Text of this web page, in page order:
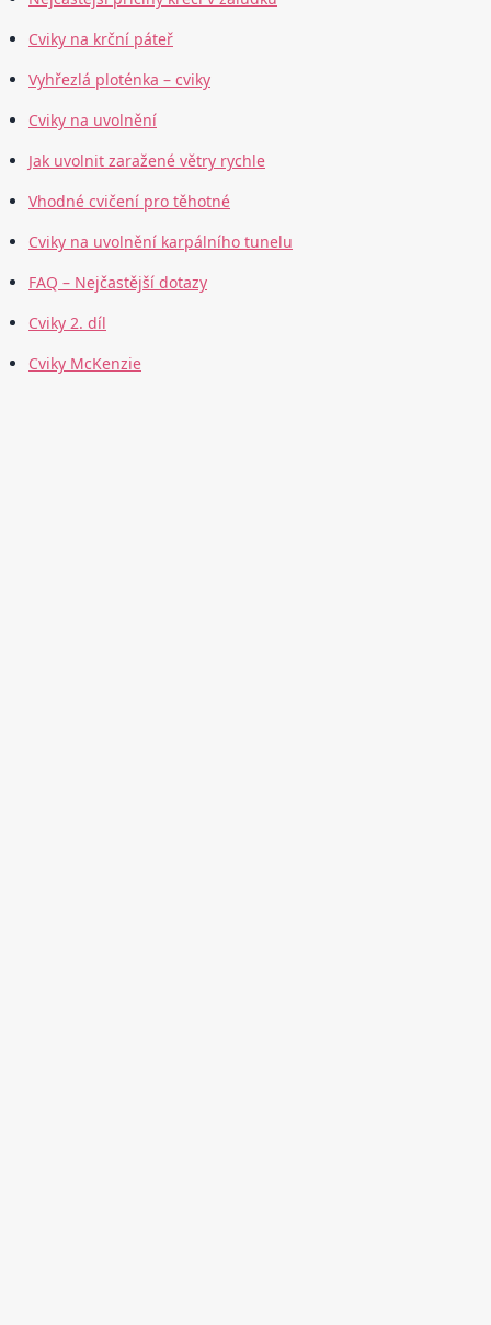
Cviky na krční páteř
Vyhřezlá ploténka – cviky
Cviky na uvolnění
Jak uvolnit zaražené větry rychle
Vhodné cvičení pro těhotné
Cviky na uvolnění karpálního tunelu
FAQ – Nejčastější dotazy
Cviky 2. díl
Cviky McKenzie